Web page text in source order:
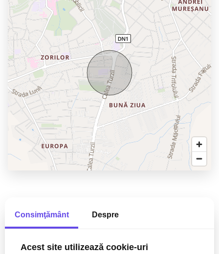
Senior Broker Partner
Consimţământ Despre
Acest site utilizează cookie-uri